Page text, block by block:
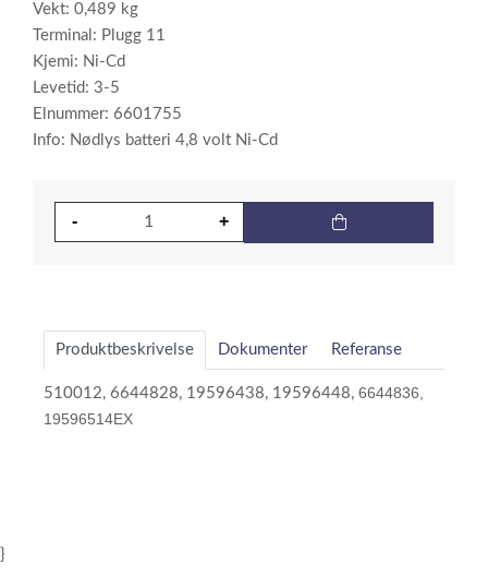
Vekt: 0,489 kg
Terminal: Plugg 11
Kjemi: Ni-Cd
Levetid: 3-5
Elnummer: 6601755
Info: Nødlys batteri 4,8 volt Ni-Cd
Produktbeskrivelse Dokumenter Referanse
510012, 6644828, 19596438, 19596448, 6644836,
19596514EX
}